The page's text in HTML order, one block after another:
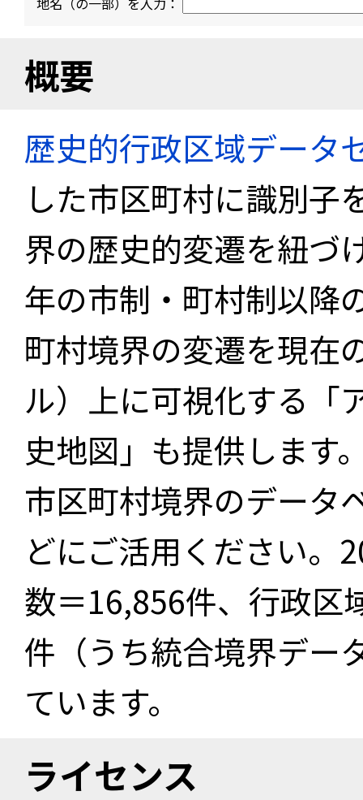
概要
歴史的行政区域データ
した市区町村に識別子
界の歴史的変遷を紐づ
年の市制・町村制以降
町村境界の変遷を現在
ル）上に可視化する「
史地図」も提供します
市区町村境界のデータ
どにご活用ください。
数＝16,856件、行政区
件（うち統合境界デー
ています。
ライセンス